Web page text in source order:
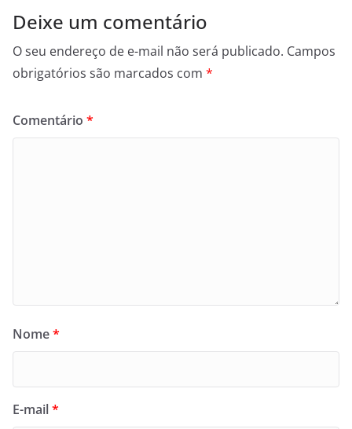
Deixe um comentário
O seu endereço de e-mail não será publicado. Campos
obrigatórios são marcados com *
Comentário *
Nome*
E-mail*